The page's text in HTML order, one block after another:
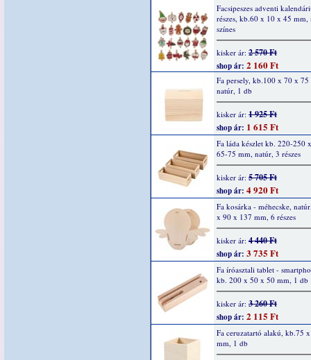
Facsipeszes adventi
részes, kb.60 x 10 x 45 mm,
színes
kisker ár: 2 570 Ft
shop ár: 2 160 Ft
Fa persely, kb.100 x 70 x 75
natúr, 1 db
kisker ár: 1 925 Ft
shop ár: 1 615 Ft
Fa láda készlet kb. 220-250
65-75 mm, natúr, 3 részes
kisker ár: 5 705 Ft
shop ár: 4 920 Ft
Fa kosárka - méhecske,
x 90 x 137 mm, 6 részes
kisker ár: 4 440 Ft
shop ár: 3 735 Ft
Fa íróasztali tablet -
kb. 200 x 50 x 50 mm, 1 db
kisker ár: 3 260 Ft
shop ár: 2 115 Ft
Fa ceruzatartó alakú, kb.75
mm, 1 db